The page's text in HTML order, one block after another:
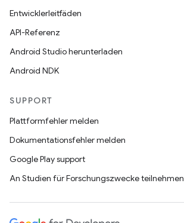
Entwicklerleitfäden
API-Referenz
Android Studio herunterladen
Android NDK
SUPPORT
Plattformfehler melden
Dokumentationsfehler melden
Google Play support
An Studien für Forschungszwecke teilnehmen